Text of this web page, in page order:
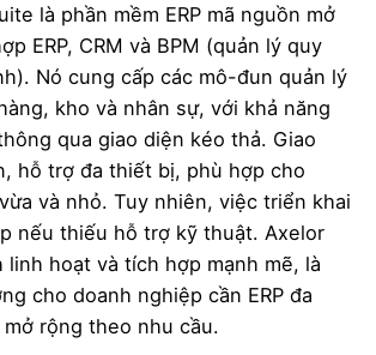
là phần mềm ERP mã nguồn mở
ERP, CRM và BPM (quản lý quy
Nó cung cấp các mô-đun quản lý
kho và nhân sự, với khả năng
qua giao diện kéo thả. Giao
hỗ trợ đa thiết bị, phù hợp cho
và nhỏ. Tuy nhiên, việc triển khai
nếu thiếu hỗ trợ kỹ thuật. Axelor
linh hoạt và tích hợp mạnh mẽ, là
cho doanh nghiệp cần ERP đa
rộng theo nhu cầu.